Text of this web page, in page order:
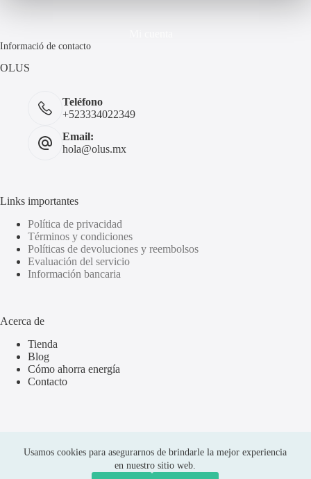
Usamos cookies para asegurarnos de brindarle la mejor experiencia
en nuestro sitio web.
Informació de contacto
OLUS
Teléfono
+523334022349
Email:
hola@olus.mx
Links importantes
Política de privacidad
Términos y condiciones
Políticas de devoluciones y reembolsos
Evaluación del servicio
Información bancaria
Acerca de
Tienda
Blog
Cómo ahorra energía
Contacto